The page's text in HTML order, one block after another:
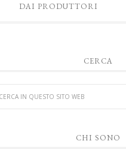
DAI PRODUTTORI
CERCA
CHI SONO